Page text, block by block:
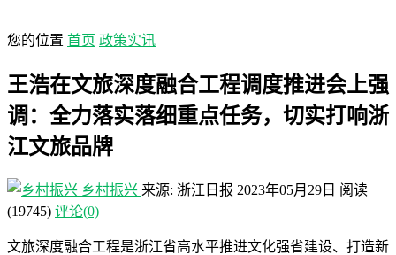
您的位置 首页 政策实讯
王浩在文旅深度融合工程调度推进会上强
调：全力落实落细重点任务，切实打响浙
江文旅品牌
乡村振兴 来源: 浙江日报 2023年05月29日 阅读
(19745) 评论(0)
文旅深度融合工程是浙江省高水平推进文化强省建设、打造新